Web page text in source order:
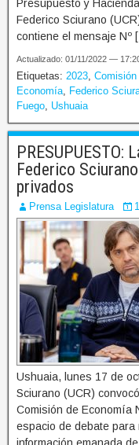
Presupuesto y
Federico Sciurano
contiene el mensaje Nº
Actualizado: 01/11/2022 —
Etiquetas: 2023
Economía
Federico
Fuego Ushuaia
PRESUPUESTO:
Federico
privados
Prensa Legislatura
Ushuaia, lunes 17 de
Sciurano (UCR)
Comisión de Economía
espacio de debate para